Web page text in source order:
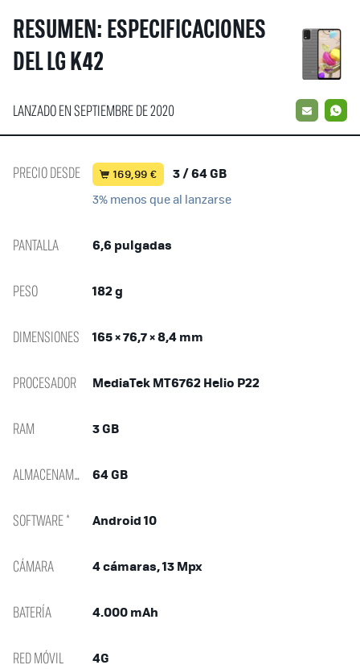
RESUMEN: ESPECIFICACIONES
DEL LG K42
LANZADO EN SEPTIEMBRE DE 2020 EMAIL
PRECIO DESDE 169,99 € 3 / 64 GB
3% menos que al lanzarse
PANTALLA 6,6 pulgadas
PESO 182 g
DIMENSIONES 165 × 76,7 × 8,4 mm
PROCESADOR MediaTek MT6762 Helio P22
RAM 3 GB
ALMACENAMIENTO 64 GB
SOFTWARE * Android 10
CÁMARA 4 cámaras, 13 Mpx
BATERÍA 4.000 mAh
RED MÓVIL 4G